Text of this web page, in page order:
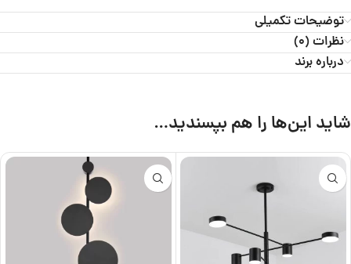
توضیحات تکمیلی
نظرات (0)
درباره برند
شاید این‌ها را هم بپسندید…